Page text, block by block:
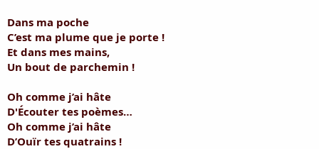
u
s
s
i
n
Dans ma poche
C’est ma plume que je porte !
Et dans mes mains,
Un bout de parchemin !
Oh comme j’ai hâte
D'Écouter tes poèmes…
Oh comme j’ai hâte
D’Ouïr tes quatrains !